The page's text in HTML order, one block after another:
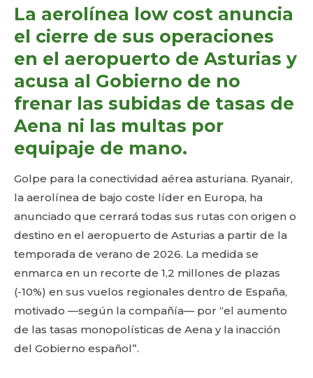
La aerolínea low cost anuncia
el cierre de sus operaciones
en el aeropuerto de Asturias y
acusa al Gobierno de no
frenar las subidas de tasas de
Aena ni las multas por
equipaje de mano.
Golpe para la conectividad aérea asturiana. Ryanair,
la aerolínea de bajo coste líder en Europa, ha
anunciado que cerrará todas sus rutas con origen o
destino en el aeropuerto de Asturias a partir de la
temporada de verano de 2026. La medida se
enmarca en un recorte de 1,2 millones de plazas
(-10%) en sus vuelos regionales dentro de España,
motivado —según la compañía— por “el aumento
de las tasas monopolísticas de Aena y la inacción
del Gobierno español”.